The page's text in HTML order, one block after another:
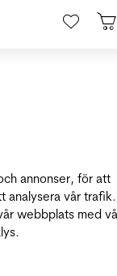
annonser, för att
analysera vår
webbplats med